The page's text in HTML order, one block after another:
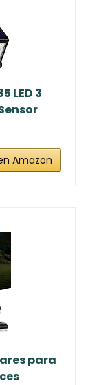
LED 3
Amazon
para